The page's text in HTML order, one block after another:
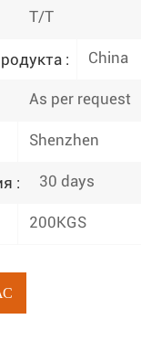
T/T
: China
As per request
Shenzhen
: 30 days
200KGS